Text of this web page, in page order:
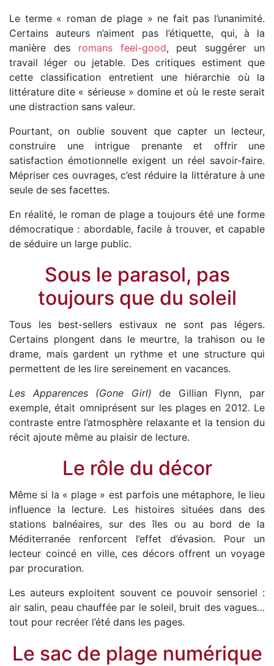
Le terme « roman de plage » ne fait pas l’unanimité.
Certains auteurs n’aiment pas l’étiquette, qui, à la
manière des romans feel-good, peut suggérer un
travail léger ou jetable. Des critiques estiment que
cette classification entretient une hiérarchie où la
littérature dite « sérieuse » domine et où le reste serait
une distraction sans valeur.
Pourtant, on oublie souvent que capter un lecteur,
construire une intrigue prenante et offrir une
satisfaction émotionnelle exigent un réel savoir-faire.
Mépriser ces ouvrages, c’est réduire la littérature à une
seule de ses facettes.
En réalité, le roman de plage a toujours été une forme
démocratique : abordable, facile à trouver, et capable
de séduire un large public.
Sous le parasol, pas
toujours que du soleil
Tous les best-sellers estivaux ne sont pas légers.
Certains plongent dans le meurtre, la trahison ou le
drame, mais gardent un rythme et une structure qui
permettent de les lire sereinement en vacances.
Les Apparences (Gone Girl) de Gillian Flynn, par
exemple, était omniprésent sur les plages en 2012. Le
contraste entre l’atmosphère relaxante et la tension du
récit ajoute même au plaisir de lecture.
Le rôle du décor
Même si la « plage » est parfois une métaphore, le lieu
influence la lecture. Les histoires situées dans des
stations balnéaires, sur des îles ou au bord de la
Méditerranée renforcent l’effet d’évasion. Pour un
lecteur coincé en ville, ces décors offrent un voyage
par procuration.
Les auteurs exploitent souvent ce pouvoir sensoriel :
air salin, peau chauffée par le soleil, bruit des vagues…
tout pour recréer l’été dans les pages.
Le sac de plage numérique